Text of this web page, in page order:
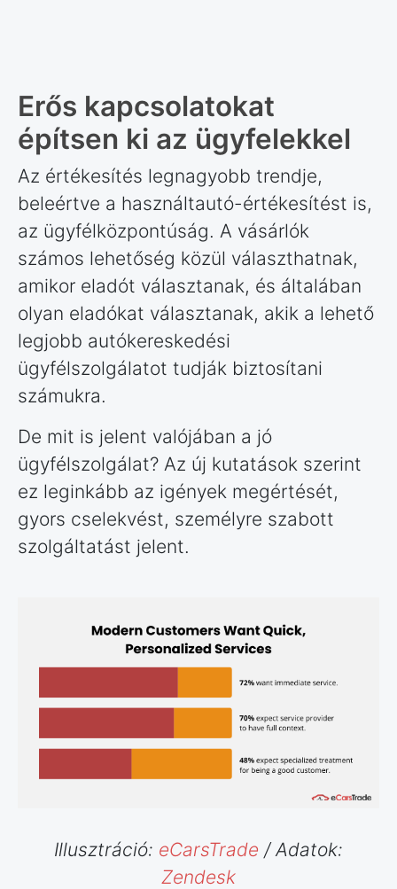
Erős kapcsolatokat
építsen ki az ügyfelekkel
Az értékesítés legnagyobb trendje,
beleértve a használtautó-értékesítést is,
az ügyfélközpontúság. A vásárlók
számos lehetőség közül választhatnak,
amikor eladót választanak, és általában
olyan eladókat választanak, akik a lehető
legjobb autókereskedési
ügyfélszolgálatot tudják biztosítani
számukra.
De mit is jelent valójában a jó
ügyfélszolgálat? Az új kutatások szerint
ez leginkább az igények megértését,
gyors cselekvést, személyre szabott
szolgáltatást jelent.
Illusztráció: eCarsTrade / Adatok:
Zendesk